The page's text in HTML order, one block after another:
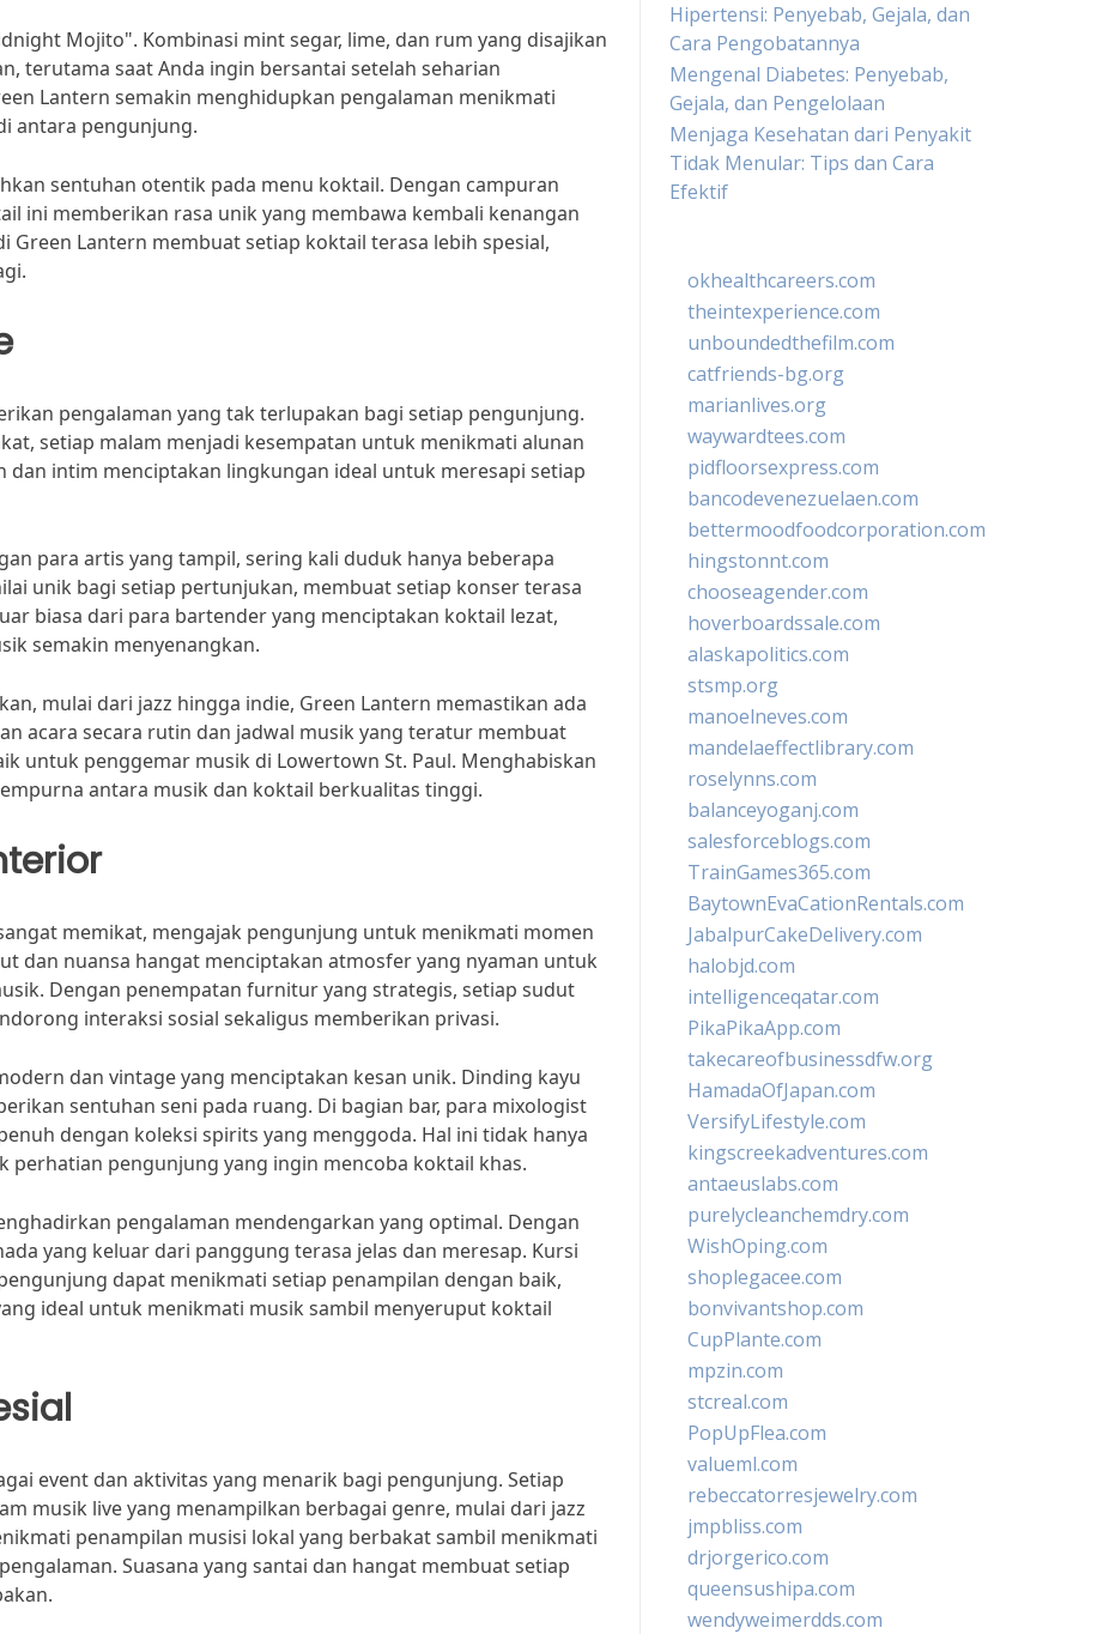
Mojito". Kombinasi mint segar, lime, dan rum yang disajikan
terutama saat Anda ingin bersantai setelah seharian
Lantern semakin menghidupkan pengalaman menikmati
antara pengunjung.
sentuhan otentik pada menu koktail. Dengan campuran
ini memberikan rasa unik yang membawa kembali kenangan
Green Lantern membuat setiap koktail terasa lebih spesial,
pengalaman yang tak terlupakan bagi setiap pengunjung.
setiap malam menjadi kesempatan untuk menikmati alunan
dan intim menciptakan lingkungan ideal untuk meresapi setiap
para artis yang tampil, sering kali duduk hanya beberapa
unik bagi setiap pertunjukan, membuat setiap konser terasa
biasa dari para bartender yang menciptakan koktail lezat,
semakin menyenangkan.
mulai dari jazz hingga indie, Green Lantern memastikan ada
acara secara rutin dan jadwal musik yang teratur membuat
untuk penggemar musik di Lowertown St. Paul. Menghabiskan
antara musik dan koktail berkualitas tinggi.
memikat, mengajak pengunjung untuk menikmati momen
dan nuansa hangat menciptakan atmosfer yang nyaman untuk
Dengan penempatan furnitur yang strategis, setiap sudut
interaksi sosial sekaligus memberikan privasi.
dan vintage yang menciptakan kesan unik. Dinding kayu
sentuhan seni pada ruang. Di bagian bar, para mixologist
dengan koleksi spirits yang menggoda. Hal ini tidak hanya
pengunjung yang ingin mencoba koktail khas.
pengalaman mendengarkan yang optimal. Dengan
yang keluar dari panggung terasa jelas dan meresap. Kursi
dapat menikmati setiap penampilan dengan baik,
ideal untuk menikmati musik sambil menyeruput koktail
event dan aktivitas yang menarik bagi pengunjung. Setiap
musik live yang menampilkan berbagai genre, mulai dari jazz
penampilan musisi lokal yang berbakat sambil menikmati
Suasana yang santai dan hangat membuat setiap
Hipertensi: Penyebab, Gejala, dan
Cara Pengobatannya
Mengenal Diabetes: Penyebab,
Gejala, dan Pengelolaan
Menjaga Kesehatan dari Penyakit
Tidak Menular: Tips dan Cara
Efektif
okhealthcareers.com
theintexperience.com
unboundedthefilm.com
catfriends-bg.org
marianlives.org
waywardtees.com
pidfloorsexpress.com
bancodevenezuelaen.com
bettermoodfoodcorporation.com
hingstonnt.com
chooseagender.com
hoverboardssale.com
alaskapolitics.com
stsmp.org
manoelneves.com
mandelaeffectlibrary.com
roselynns.com
balanceyoganj.com
salesforceblogs.com
TrainGames365.com
BaytownEvaCationRentals.com
JabalpurCakeDelivery.com
halobjd.com
intelligenceqatar.com
PikaPikaApp.com
takecareofbusinessdfw.org
HamadaOfJapan.com
VersifyLifestyle.com
kingscreekadventures.com
antaeuslabs.com
purelycleanchemdry.com
WishOping.com
shoplegacee.com
bonvivantshop.com
CupPlante.com
mpzin.com
stcreal.com
PopUpFlea.com
valueml.com
rebeccatorresjewelry.com
jmpbliss.com
drjorgerico.com
queensushipa.com
wendyweimerdds.com